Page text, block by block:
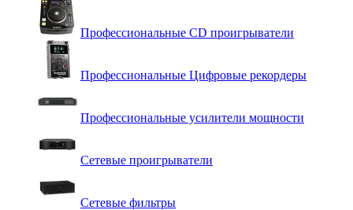
Профессиональные СD проигрыватели
Профессиональные Цифровые рекордеры
Профессиональные усилители мощности
Сетевые проигрыватели
Сетевые фильтры